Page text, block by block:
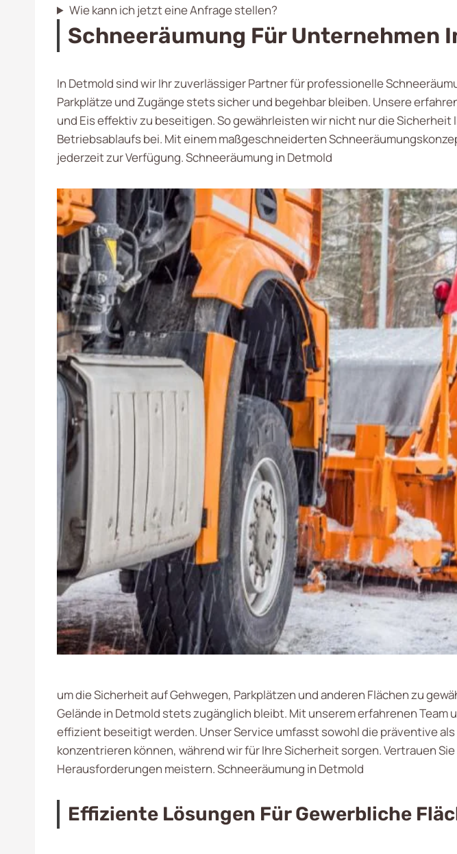
Wie kann ich jetzt eine Anfrage stellen?
Schneeräumung Für Unternehmen
In Detmold sind wir Ihr zuverlässiger Partner für professionelle
Parkplätze und Zugänge stets sicher und begehbar bleiben. Unsere
und Eis effektiv zu beseitigen. So gewährleisten wir nicht nur die
Betriebsablaufs bei. Mit einem maßgeschneiderten
jederzeit zur Verfügung. Schneeräumung in Detmold
um die Sicherheit auf Gehwegen, Parkplätzen und anderen Flächen zu
Gelände in Detmold stets zugänglich bleibt. Mit unserem erfahrenen
effizient beseitigt werden. Unser Service umfasst sowohl die präventive
konzentrieren können, während wir für Ihre Sicherheit sorgen. Vertrauen
Herausforderungen meistern. Schneeräumung in Detmold
Effiziente Lösungen Für Gewerbliche